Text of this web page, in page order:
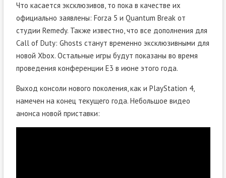
Что касается эксклюзивов, то пока в качестве их
официально заявлены: Forza 5 и Quantum Break от
студии Remedy. Также известно, что все дополнения для
Call of Duty: Ghosts станут временно эксклюзивными для
новой Xbox. Остальные игры будут показаны во время
проведения конференции E3 в июне этого года.
Выход консоли нового поколения, как и PlayStation 4,
намечен на конец текущего года. Небольшое видео
анонса новой приставки: